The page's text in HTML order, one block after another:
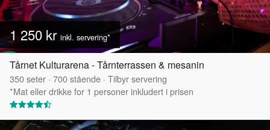
1 250 kr inkl. servering*
Tårnet Kulturarena - Tårnterrassen & mesanin
350seter · 700stående · Tilbyr servering
*Mat eller drikke for 1 personer inkludert i prisen